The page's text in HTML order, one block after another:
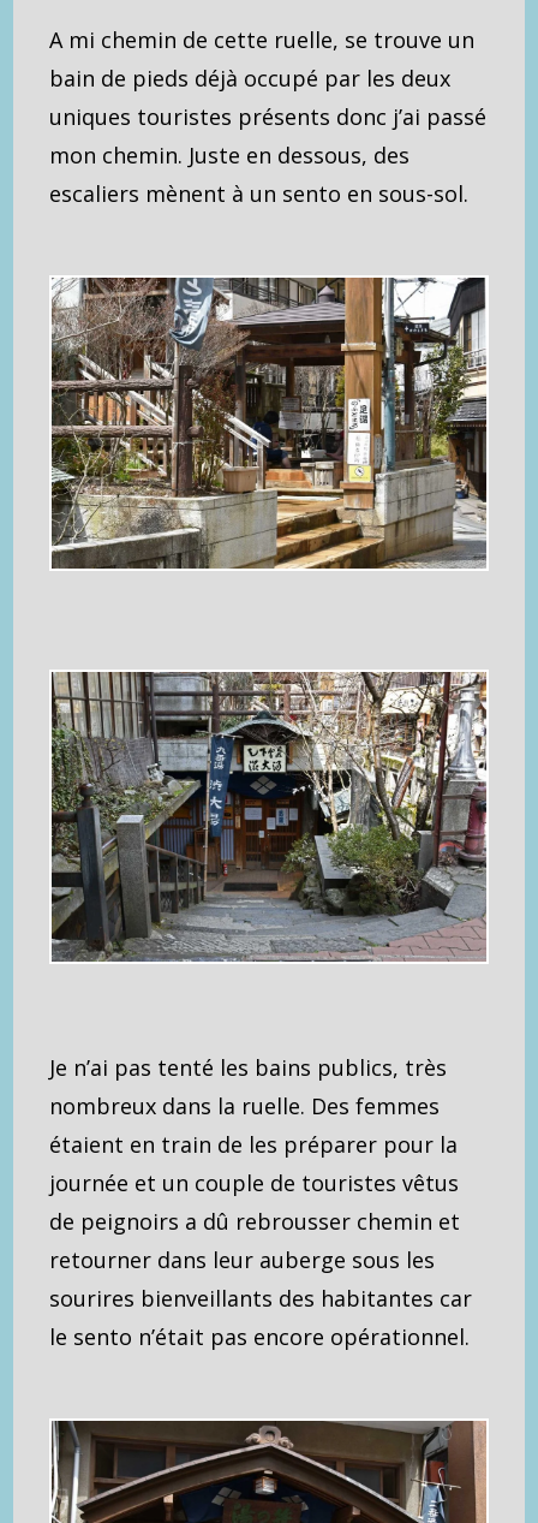
A mi chemin de cette ruelle, se trouve un
bain de pieds déjà occupé par les deux
uniques touristes présents donc j’ai passé
mon chemin. Juste en dessous, des
escaliers mènent à un sento en sous-sol.
Je n’ai pas tenté les bains publics, très
nombreux dans la ruelle. Des femmes
étaient en train de les préparer pour la
journée et un couple de touristes vêtus
de peignoirs a dû rebrousser chemin et
retourner dans leur auberge sous les
sourires bienveillants des habitantes car
le sento n’était pas encore opérationnel.